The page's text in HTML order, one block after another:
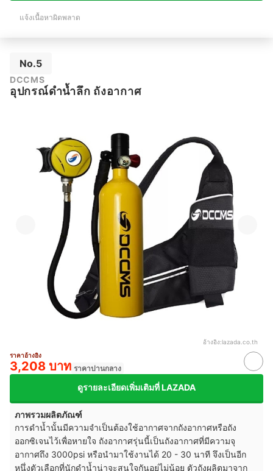
แจ้งเนื้อหาผิดพลาด
No.5
DCCMS
อุปกรณ์ดำน้ำลึก ถังอากาศ
อ้างอิง:lazada.co.th
ราคาอ้างอิง
3,208 บาท ราคาปานกลาง
ดูรายละเอียดเพิ่มเติมที่ LAZADA
ภาพรวมผลิตภัณฑ์
การดำน้ำนั้นมีความจำเป็นต้องใช้อากาศจากถังอากาศหรือถัง
ออกซิเจนไว้เพื่อหายใจ ถังอากาศรุ่นนี้เป็นถังอากาศที่มีความจุ
อากาศถึง 3000psi หรือนำมาใช้งานได้ 20 - 30 นาที จึงเป็นอีก
หนึ่งตัวเลือกที่นักดำน้ำน่าจะสนใจกันอยู่ไม่น้อย ตัวถังผลิตมาจาก